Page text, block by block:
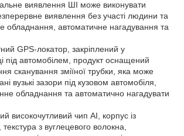
виявлення ШІ може виконувати
виявлення без участі людини та
обладнання, автоматичне нагадування та
GPS-локатор, закріплений у
під автомобілем, продукт оснащений
сканування зміїної трубки, яка може
вузькі зазори під кузовом автомобіля,
обладнання та автоматично нагадувати
високочутливий чип AI, корпус із
з вуглецевого волокна,